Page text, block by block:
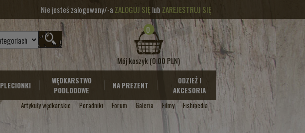
Nie jesteś zalogowany/-a ZALOGUJ SIĘlub ZAREJESTRUJ SIĘ
0
Mój koszyk(0.00 PLN)
PLECIONKI
WĘDKARSTWO
PODLODOWE
NA PREZENT
ODZIEŻ I
AKCESORIA
Artykuły wędkarskie Poradniki Forum Galeria Filmy
Fishipedia